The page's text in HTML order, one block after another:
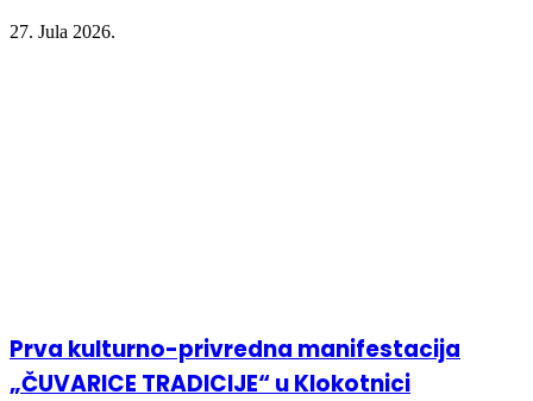
27. Jula 2026.
Prva kulturno-privredna manifestacija
„ČUVARICE TRADICIJE“ u Klokotnici